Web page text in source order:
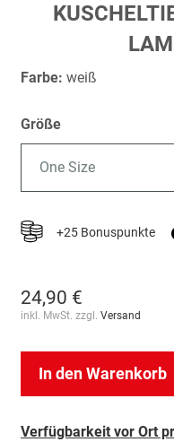
Anfang
springen
Farbe: weiß
Größe
One Size
+25 Bonuspunkte
24,90 €
inkl. MwSt. zzgl. Versand
In den Warenkorb
Verfügbarkeit vor Ort